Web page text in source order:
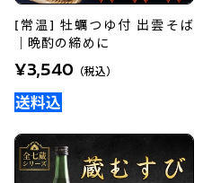
[常温] 牡蠣つゆ付 出雲そば
｜晩酌の締めに
¥3,540 （税込）